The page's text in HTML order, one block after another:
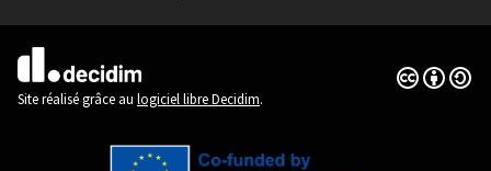
(Lien externe)
Site réalisé grâce au logiciel libre Decidim.
Licence
(Lien